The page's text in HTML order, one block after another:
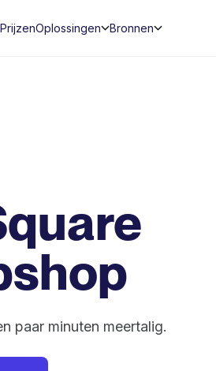
PrijzenOplossingen Bronnen
paar minuten meertalig.